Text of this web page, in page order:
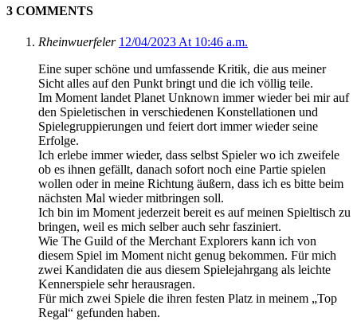
3 COMMENTS
Rheinwuerfeler 12/04/2023 At 10:46 a.m.
Eine super schöne und umfassende Kritik, die aus meiner
Sicht alles auf den Punkt bringt und die ich völlig teile.
Im Moment landet Planet Unknown immer wieder bei mir auf
den Spieletischen in verschiedenen Konstellationen und
Spielegruppierungen und feiert dort immer wieder seine
Erfolge.
Ich erlebe immer wieder, dass selbst Spieler wo ich zweifele
ob es ihnen gefällt, danach sofort noch eine Partie spielen
wollen oder in meine Richtung äußern, dass ich es bitte beim
nächsten Mal wieder mitbringen soll.
Ich bin im Moment jederzeit bereit es auf meinen Spieltisch zu
bringen, weil es mich selber auch sehr fasziniert.
Wie The Guild of the Merchant Explorers kann ich von
diesem Spiel im Moment nicht genug bekommen. Für mich
zwei Kandidaten die aus diesem Spielejahrgang als leichte
Kennerspiele sehr herausragen.
Für mich zwei Spiele die ihren festen Platz in meinem „Top
Regal“ gefunden haben.